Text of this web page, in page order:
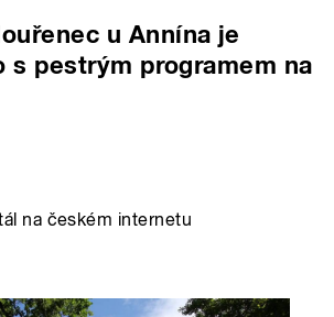
u Annína je
s pestrým programem na
na českém internetu